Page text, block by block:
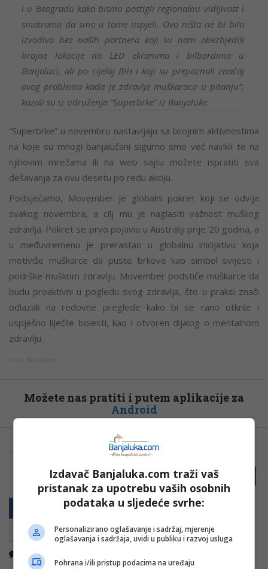
i u Beogradu kako bismo postigli regionalnu vidljivost i
smatramo da smo u tome uspjeli. Ovo ništa ne bi bilo
izvodivo bez naših partnera koji su nam obezbjedili
brojne lokacije na LED ekranima i bilbordima u
Banjaluci, ali po cijeloj BiH i koji su prepoznali značaj
ovog problema kada je zdravlje muškaraca u pitanju”,
kazali su iz udruženja “Superbrke” iz Banjaluke.
“Superbrke” u novembru nastavljaju sa brojnim aktivnostima
na koje su mnogi banjalučani sigurno smo već navikli te na
njihovim mrežama ili na web sajtu možete ispratiti sva
dešavanja za ovu desetu po redu akciju.
Podsjećamo, Movember je globalni pokret koji se odvija
svakog novembra, a cilj mu je naglasiti važnost muškog
zdravlja. Pokret se prvo pojavio u Australiji prije 20 godina, a
u međuvremenu je prerastao u globalnu inicijativu koja
motiviše muškarce da puste brkove kao simbol svijesti i
podrške muškom zdravlju. Movember podstiče muškarce da
budu proaktivni u pogledu svog zdravlja, što u praksi znači
odlazak na redovne preglede kako bi se rano otkrile i
uspješno liječile bolesti, kao i otvoren dijalog o mentalnom
zdravlju.
Možete nas pratiti i putem aplikacije za
Android
TAGOVI: MOVEMBAR
PRIJAVI GREŠKU
Kopirati
Nema komentara
Izdavač Banjaluka.com traži vaš
pristanak za upotrebu vaših osobnih
podataka u sljedeće svrhe:
Personalizirano oglašavanje i sadržaj, mjerenje
oglašavanja i sadržaja, uvidi u publiku i razvoj usluga
Pohrana i/ili pristup podacima na uređaju